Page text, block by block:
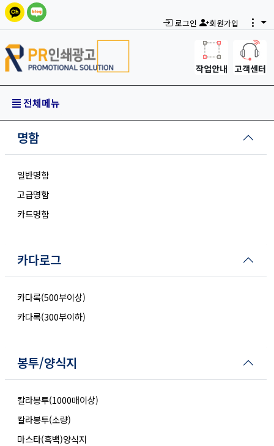
로그인 회원가입
작업안내 고객센터
전체메뉴
명함
일반명함
고급명함
카드명함
카다로그
카다록(500부이상)
카다록(300부이하)
봉투/양식지
칼라봉투(1000매이상)
칼라봉투(소량)
마스타(흑백)양식지